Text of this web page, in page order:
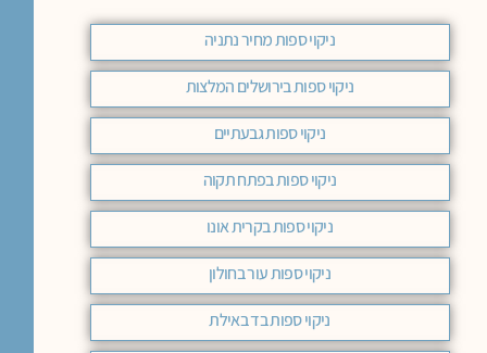
ניקוי ספות מחיר נתניה
ניקוי ספות בירושלים המלצות
ניקוי ספות גבעתיים
ניקוי ספות בפתח תקוה
ניקוי ספות בקרית אונו
ניקוי ספות עור בחולון
ניקוי ספות בד באילת